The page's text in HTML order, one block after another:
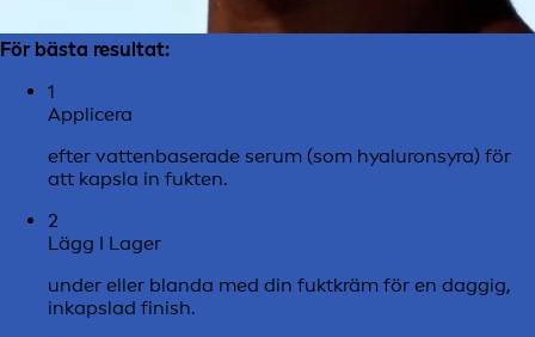
För bästa resultat:
1
Applicera
efter vattenbaserade serum (som hyaluronsyra) för
att kapsla in fukten.
2
Lägg I Lager
under eller blanda med din fuktkräm för en daggig,
inkapslad finish.